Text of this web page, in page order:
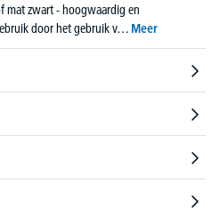
mat zwart - hoogwaardig en
door het gebruik v… Meer